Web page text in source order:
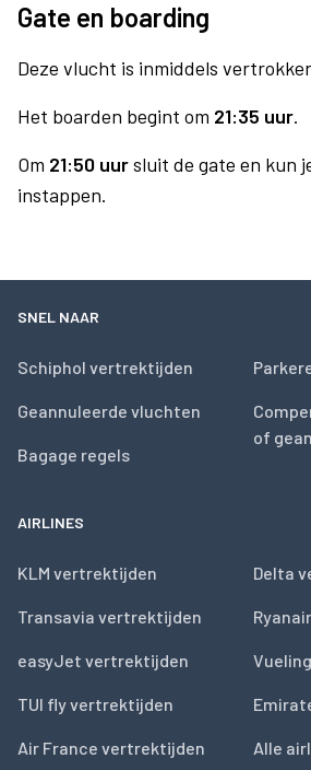
Gate en boarding
Deze vlucht is inmiddels
Het boarden begint om 21:35 uur.
Om 21:50 uursluit de gate en kun
instappen.
SNEL NAAR
Schiphol vertrektijden
Geannuleerde vluchten
Bagage regels
of
AIRLINES
KLM vertrektijden
Transavia vertrektijden
easyJet vertrektijden
TUI fly vertrektijden
Air France vertrektijden
Delta
Alle